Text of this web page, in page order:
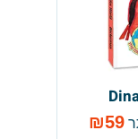
₪59